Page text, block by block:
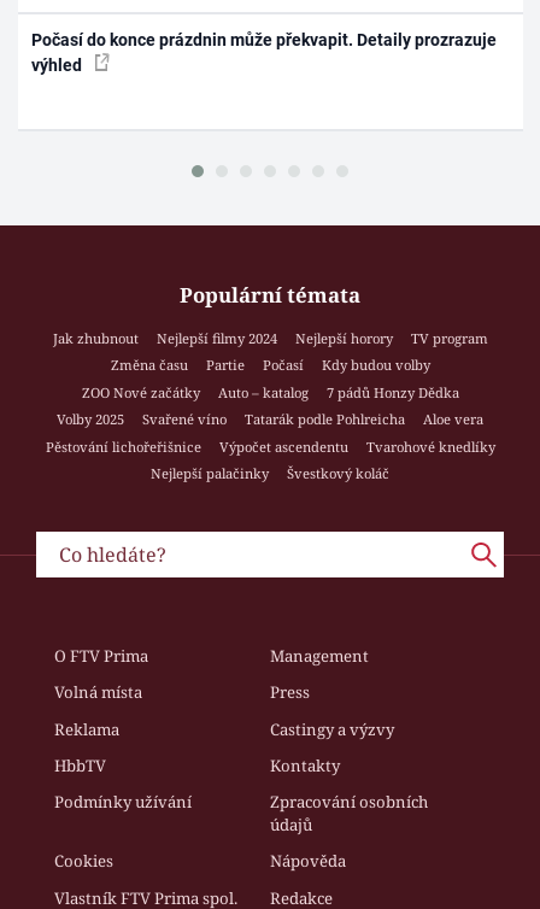
Počasí do konce prázdnin může překvapit. Detaily prozrazuje
výhled
Populární témata
Jak zhubnout Nejlepší filmy 2024 Nejlepší horory
TV program
Změna času
Partie Počasí
Kdy budou volby
ZOO Nové začátky
Auto – katalog
7 pádů Honzy Dědka
Volby 2025
Svařené víno Tatarák podle Pohlreicha
Aloe vera
Pěstování lichořeřišnice
Výpočet ascendentu
Tvarohové knedlíky
Nejlepší palačinky
Švestkový koláč
O FTV Prima
Management
Volná místa
Press
Reklama
Castingy a výzvy
HbbTV
Kontakty
Podmínky užívání
Zpracování osobních
údajů
Cookies
Nápověda
Vlastník FTV Prima spol.
Redakce